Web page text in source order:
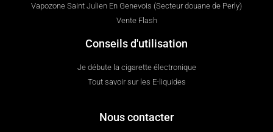
Vapozone Saint Julien En Genevois (Secteur douane de Perly)
Vente Flash
Conseils d'utilisation
Je débute la cigarette électronique
Tout savoir sur les E-liquides
Nous contacter